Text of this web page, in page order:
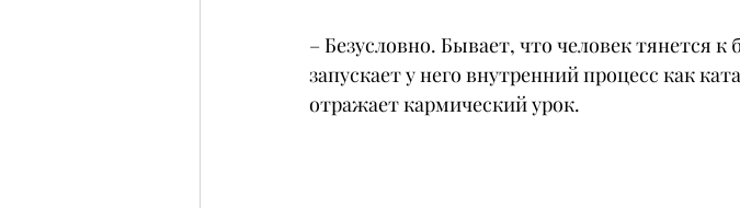
– Безусловно. Бывает, что человек тянется
запускает у него внутренний процесс как
отражает кармический урок.